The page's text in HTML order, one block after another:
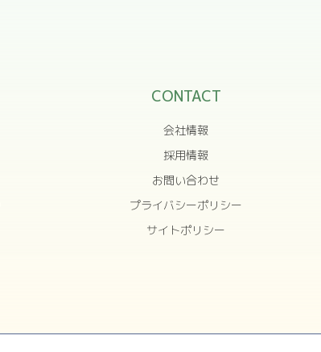
CONTACT
会社情報
採用情報
お問い合わせ
プライバシーポリシー
サイトポリシー